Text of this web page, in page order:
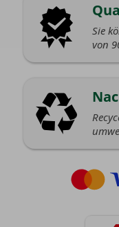
Sie
von